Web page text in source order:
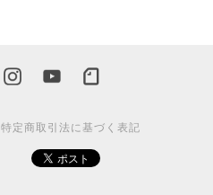
特定商取引法に基づく表記